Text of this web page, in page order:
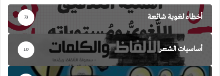
أخطاء لغوية شائعة 73
أساسيات الشعر 10